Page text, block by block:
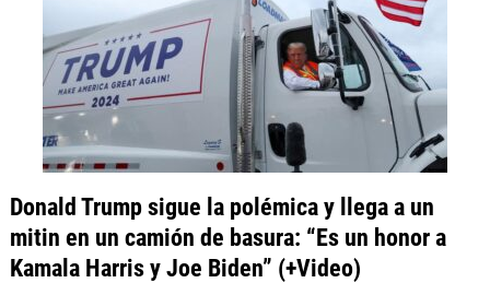
Donald Trump sigue la polémica y llega a un
mitin en un camión de basura: “Es un honor a
Kamala Harris y Joe Biden” (+Video)